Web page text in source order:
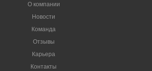
О компании
Новости
Команда
Отзывы
Карьера
Контакты